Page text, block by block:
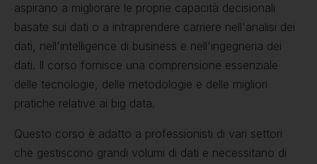
aspirano a migliorare le proprie capacità decisionali
basate sui dati o a intraprendere carriere nell'analisi dei
dati, nell'intelligence di business e nell'ingegneria dei
dati. Il corso fornisce una comprensione essenziale
delle tecnologie, delle metodologie e delle migliori
pratiche relative ai big data.
Questo corso è adatto a professionisti di vari settori
che gestiscono grandi volumi di dati e necessitano di